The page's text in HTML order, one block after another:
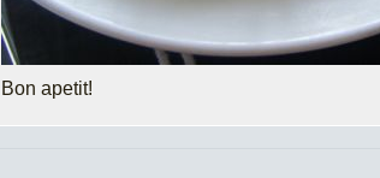
Bon apetit!